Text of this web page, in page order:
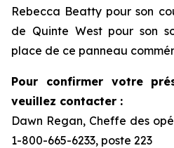
Rebecca Beatty pour son
de Quinte West pour son
place de ce panneau
Pour confirmer votre
veuillez contacter :
Dawn Regan, Cheffe des
1-800-665-6233, poste 223